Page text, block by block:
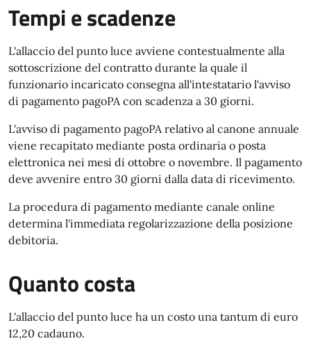
Tempi e scadenze
L'allaccio del punto luce avviene contestualmente alla
sottoscrizione del contratto durante la quale il
funzionario incaricato consegna all'intestatario l'avviso
di pagamento pagoPA con scadenza a 30 giorni.
L'avviso di pagamento pagoPA relativo al canone annuale
viene recapitato mediante posta ordinaria o posta
elettronica nei mesi di ottobre o novembre. Il pagamento
deve avvenire entro 30 giorni dalla data di ricevimento.
La procedura di pagamento mediante canale online
determina l'immediata regolarizzazione della posizione
debitoria.
Quanto costa
L'allaccio del punto luce ha un costo una tantum di euro
12,20 cadauno.